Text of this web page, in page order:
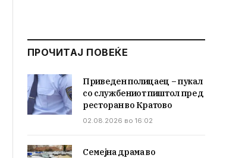
ПРОЧИТАЈ ПОВЕЌЕ
Приведен полицаец – пукал
со службениот пиштол пред
ресторан во Кратово
02.08.2026 во 16:02
Семејна драма во